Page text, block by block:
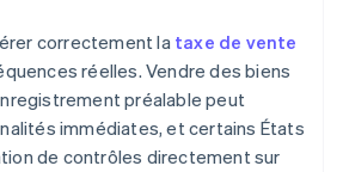
correctement la taxe de vente
réelles. Vendre des biens
préalable peut
immédiates, et certains États
de contrôles directement sur